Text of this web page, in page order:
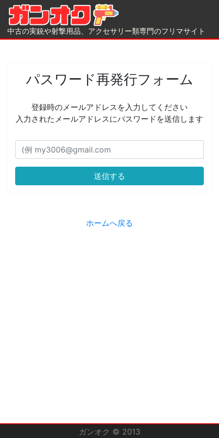
中古の実銃や射撃用品、アクセサリー類専門のフリマサイト
パスワード再発行フォーム
登録時のメールアドレスを入力してください
入力されたメールアドレスにパスワードを送信します
送信する
ホームへ戻る
ガンオク © 2013